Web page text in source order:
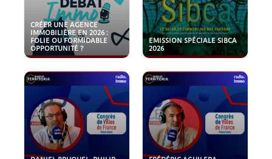
CRÉER UNE AGENCE
IMMOBILIÈRE EN 2026 :
FOLIE OU FORMIDABLE
OPPORTUNITÉ ?
EMISSION SPÉCIALE SIBCA
2026